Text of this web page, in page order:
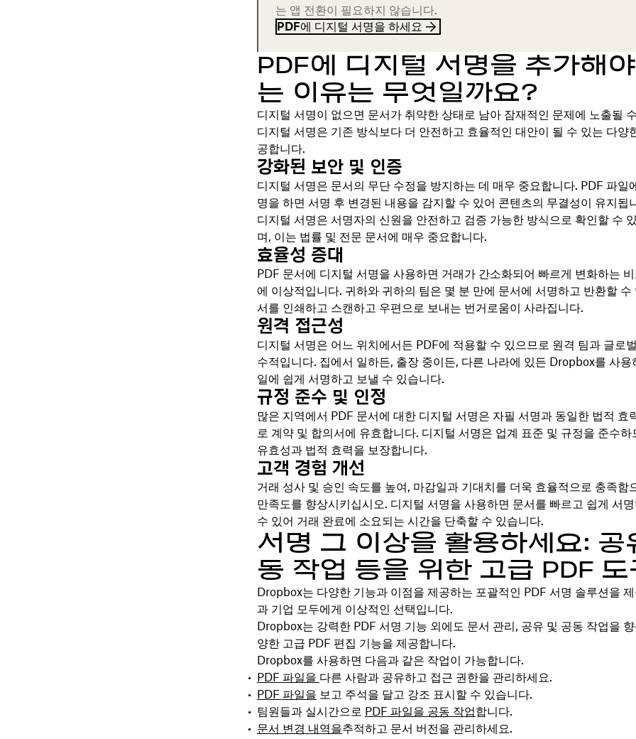
는 앱 전환이 필요하지 않습니다.
PDF에 디지털 서명을 하세요
PDF에 디지털 서명을 추가해
는 이유는 무엇일까요?
디지털 서명이 없으면 문서가 취약한 상태로 남아 잠재적인 문제에 노출될
디지털 서명은 기존 방식보다 더 안전하고 효율적인 대안이 될 수 있는 다양
공합니다.
강화된 보안 및 인증
디지털 서명은 문서의 무단 수정을 방지하는 데 매우 중요합니다. PDF 파일
명을 하면 서명 후 변경된 내용을 감지할 수 있어 콘텐츠의 무결성이 유지됩
디지털 서명은 서명자의 신원을 안전하고 검증 가능한 방식으로 확인할 수
며, 이는 법률 및 전문 문서에 매우 중요합니다.
효율성 증대
PDF 문서에 디지털 서명을 사용하면 거래가 간소화되어 빠르게 변화하는
에 이상적입니다. 귀하와 귀하의 팀은 몇 분 만에 문서에 서명하고 반환할 수
서를 인쇄하고 스캔하고 우편으로 보내는 번거로움이 사라집니다.
원격 접근성
디지털 서명은 어느 위치에서든 PDF에 적용할 수 있으므로 원격 팀과 글로
수적입니다. 집에서 일하든, 출장 중이든, 다른 나라에 있든 Dropbox를 사용
일에 쉽게 서명하고 보낼 수 있습니다.
규정 준수 및 인정
많은 지역에서 PDF 문서에 대한 디지털 서명은 자필 서명과 동일한 법적 효
로 계약 및 합의서에 유효합니다. 디지털 서명은 업계 표준 및 규정을 준수하
유효성과 법적 효력을 보장합니다.
고객 경험 개선
거래 성사 및 승인 속도를 높여, 마감일과 기대치를 더욱 효율적으로 충족함
만족도를 향상시키십시오. 디지털 서명을 사용하면 문서를 빠르고 쉽게 서
수 있어 거래 완료에 소요되는 시간을 단축할 수 있습니다.
서명 그 이상을 활용하세요: 공
동 작업 등을 위한 고급 PDF 도
Dropbox는 다양한 기능과 이점을 제공하는 포괄적인 PDF 서명 솔루션을
과 기업 모두에게 이상적인 선택입니다.
Dropbox는 강력한 PDF 서명 기능 외에도 문서 관리, 공유 및 공동 작업을
양한 고급 PDF 편집 기능을 제공합니다.
Dropbox를 사용하면 다음과 같은 작업이 가능합니다.
PDF 파일을 다른 사람과 공유하고 접근 권한을 관리하세요.
PDF 파일을 보고 주석을 달고 강조 표시할 수 있습니다.
팀원들과 실시간으로 PDF 파일을 공동 작업합니다.
문서 변경 내역을추적하고 문서 버전을 관리하세요.